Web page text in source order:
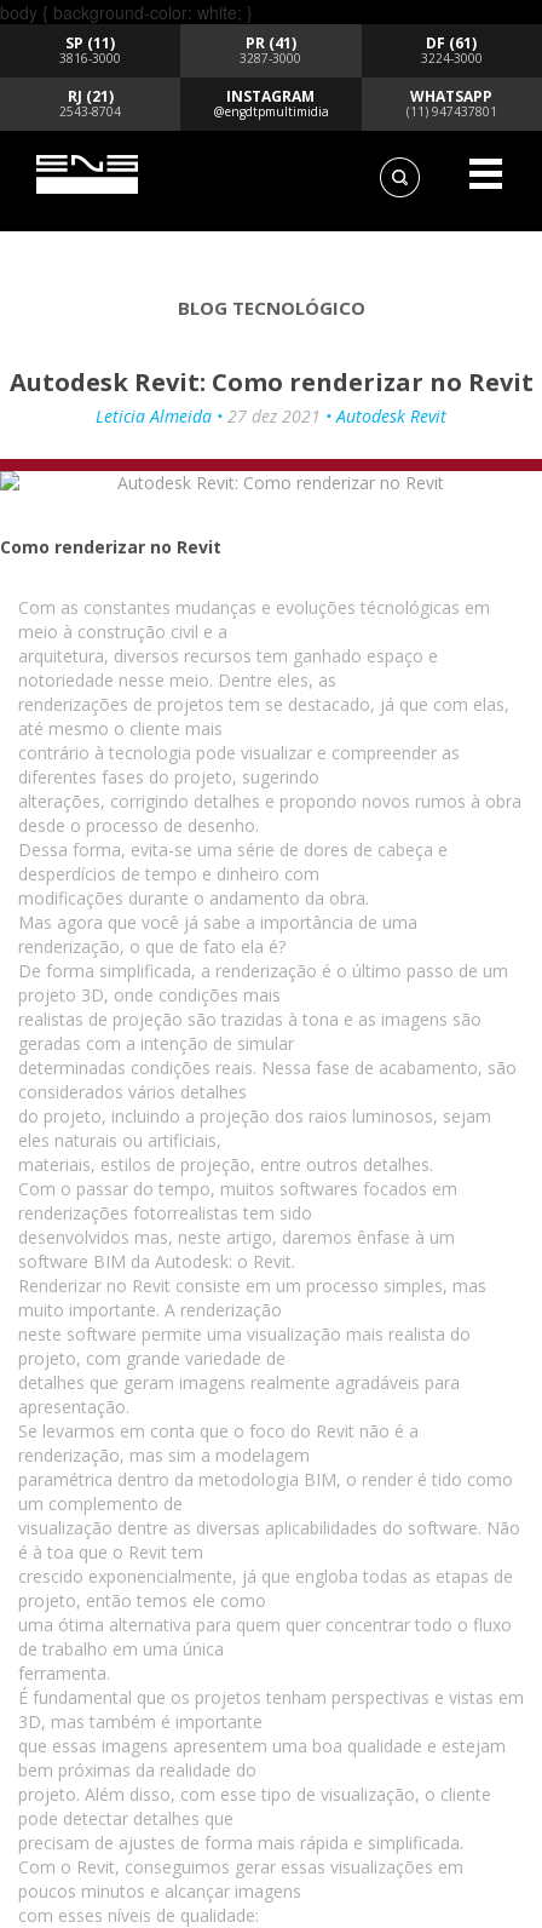
body { background-color: white; }
SP (11)
3816-3000
PR (41)
3287-3000
DF (61)
3224-3000
RJ (21)
2543-8704
INSTAGRAM
@engdtpmultimidia
WHATSAPP
(11) 947437801
BLOG TECNOLÓGICO
Autodesk Revit: Como renderizar no Revit
Leticia Almeida • 27 dez 2021 • Autodesk Revit
Como renderizar no Revit
Com as constantes mudanças e evoluções técnológicas em
meio à construção civil e a
arquitetura, diversos recursos tem ganhado espaço e
notoriedade nesse meio. Dentre eles, as
renderizações de projetos tem se destacado, já que com elas,
até mesmo o cliente mais
contrário à tecnologia pode visualizar e compreender as
diferentes fases do projeto, sugerindo
alterações, corrigindo detalhes e propondo novos rumos à obra
desde o processo de desenho.
Dessa forma, evita-se uma série de dores de cabeça e
desperdícios de tempo e dinheiro com
modificações durante o andamento da obra.
Mas agora que você já sabe a importância de uma
renderização, o que de fato ela é?
De forma simplificada, a renderização é o último passo de um
projeto 3D, onde condições mais
realistas de projeção são trazidas à tona e as imagens são
geradas com a intenção de simular
determinadas condições reais. Nessa fase de acabamento, são
considerados vários detalhes
do projeto, incluindo a projeção dos raios luminosos, sejam
eles naturais ou artificiais,
materiais, estilos de projeção, entre outros detalhes.
Com o passar do tempo, muitos softwares focados em
renderizações fotorrealistas tem sido
desenvolvidos mas, neste artigo, daremos ênfase à um
software BIM da Autodesk: o Revit.
Renderizar no Revit consiste em um processo simples, mas
muito importante. A renderização
neste software permite uma visualização mais realista do
projeto, com grande variedade de
detalhes que geram imagens realmente agradáveis para
apresentação.
Se levarmos em conta que o foco do Revit não é a
renderização, mas sim a modelagem
paramétrica dentro da metodologia BIM, o render é tido como
um complemento de
visualização dentre as diversas aplicabilidades do software. Não
é à toa que o Revit tem
crescido exponencialmente, já que engloba todas as etapas de
projeto, então temos ele como
uma ótima alternativa para quem quer concentrar todo o fluxo
de trabalho em uma única
ferramenta.
É fundamental que os projetos tenham perspectivas e vistas em
3D, mas também é importante
que essas imagens apresentem uma boa qualidade e estejam
bem próximas da realidade do
projeto. Além disso, com esse tipo de visualização, o cliente
pode detectar detalhes que
precisam de ajustes de forma mais rápida e simplificada.
Com o Revit, conseguimos gerar essas visualizações em
poucos minutos e alcançar imagens
com esses níveis de qualidade: